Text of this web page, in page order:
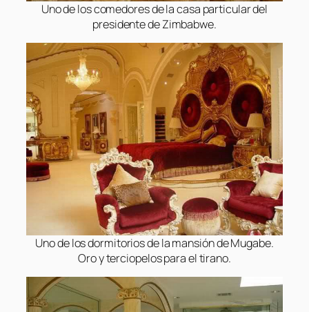
Uno de los comedores de la casa particular del
presidente de Zimbabwe.
Uno de los dormitorios de la mansión de Mugabe.
Oro y terciopelos para el tirano.